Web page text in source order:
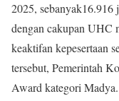
2025,
dengan cakupan UHC
keaktifan kepesertaan
tersebut, Pemerintah
Award kategori Madya.